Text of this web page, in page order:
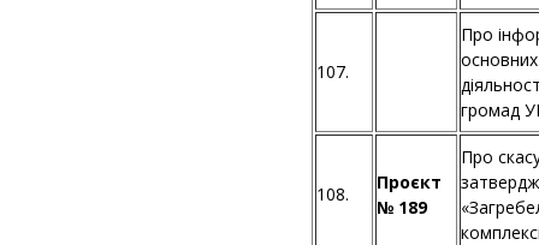
107.
Про
громад
108.
Проєкт
№ 189
Про